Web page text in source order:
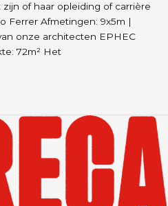
of haar opleiding of carrière
Ferrer Afmetingen: 9x5m |
onze architecten EPHEC
72m² Het